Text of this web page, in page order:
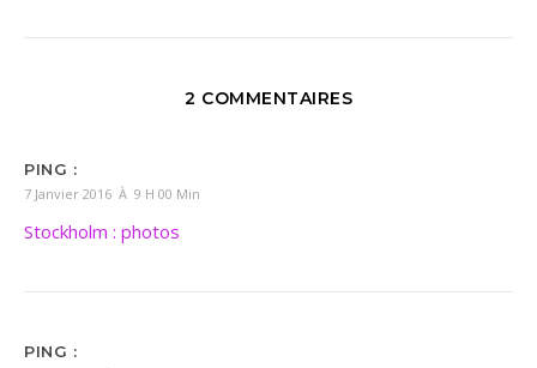
2 COMMENTAIRES
PING :
7 Janvier 2016 À 9 H 00 Min
Stockholm : photos
PING :